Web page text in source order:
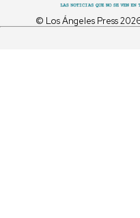
© Los Ángeles Press